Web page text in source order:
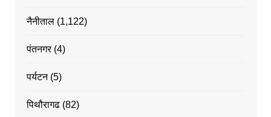
नैनीताल(1,122)
पंतनगर(4)
पर्यटन(5)
पिथौरागढ(82)